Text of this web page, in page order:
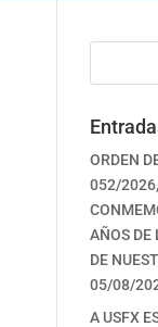
ORDEN
052/2026,
AÑOS DE
DE
05/08/
A USFX